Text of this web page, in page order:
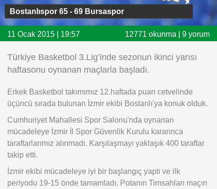
Facebook
Twitter
Instagram
iOS
Bostanlıspor 65 - 69 Bursaspor
11 Ocak 2015 | 19:57 12771 okunma | 9 yorum
Türkiye Basketbol 3.Lig’inde sezonun ikinci yarısı
haftasonu oynanan maçlarla başladı.
Erkek Basketbol takımımız 12.haftada puan cetvelinde
üçüncü sırada bulunan İzmir ekibi Bostanlı'ya konuk olduk.
Cumhuriyet Mahallesi Spor Salonu'nda oynanan
mücadeleye İzmir İl Spor Güvenlik Kurulu kararınca
taraftarlarımız alınmadı. Karşılaşmayı yaklaşık 400 taraftar
takip etti.
İzmir ekibi mücadeleye iyi bir başlangıç yaptı ve ilk
periyodu 19-15 önde tamamladı. Potanın Timsahları maçın